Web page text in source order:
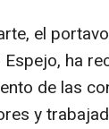
el
Espejo, ha
de las
y